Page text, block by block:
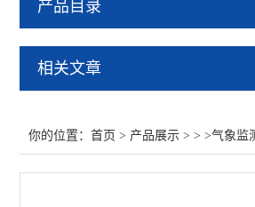
产品目录
声级计/噪音计/振动测试仪
积分声级计
多功能声级计
相关文章
你的位置：首页 > 产品展示 > > >气象监